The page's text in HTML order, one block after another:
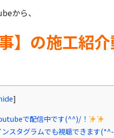
から、
】の施工紹
]
で配信中です(^^)/！
スタグラムでも視聴できます